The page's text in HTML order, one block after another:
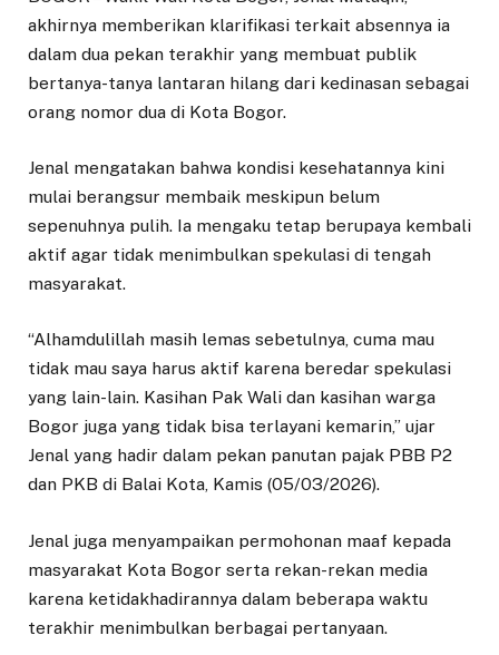
akhirnya memberikan klarifikasi terkait absennya ia
dalam dua pekan terakhir yang membuat publik
bertanya-tanya lantaran hilang dari kedinasan sebagai
orang nomor dua di Kota Bogor.
Jenal mengatakan bahwa kondisi kesehatannya kini
mulai berangsur membaik meskipun belum
sepenuhnya pulih. Ia mengaku tetap berupaya kembali
aktif agar tidak menimbulkan spekulasi di tengah
masyarakat.
“Alhamdulillah masih lemas sebetulnya, cuma mau
tidak mau saya harus aktif karena beredar spekulasi
yang lain-lain. Kasihan Pak Wali dan kasihan warga
Bogor juga yang tidak bisa terlayani kemarin,” ujar
Jenal yang hadir dalam pekan panutan pajak PBB P2
dan PKB di Balai Kota, Kamis (05/03/2026).
Jenal juga menyampaikan permohonan maaf kepada
masyarakat Kota Bogor serta rekan-rekan media
karena ketidakhadirannya dalam beberapa waktu
terakhir menimbulkan berbagai pertanyaan.